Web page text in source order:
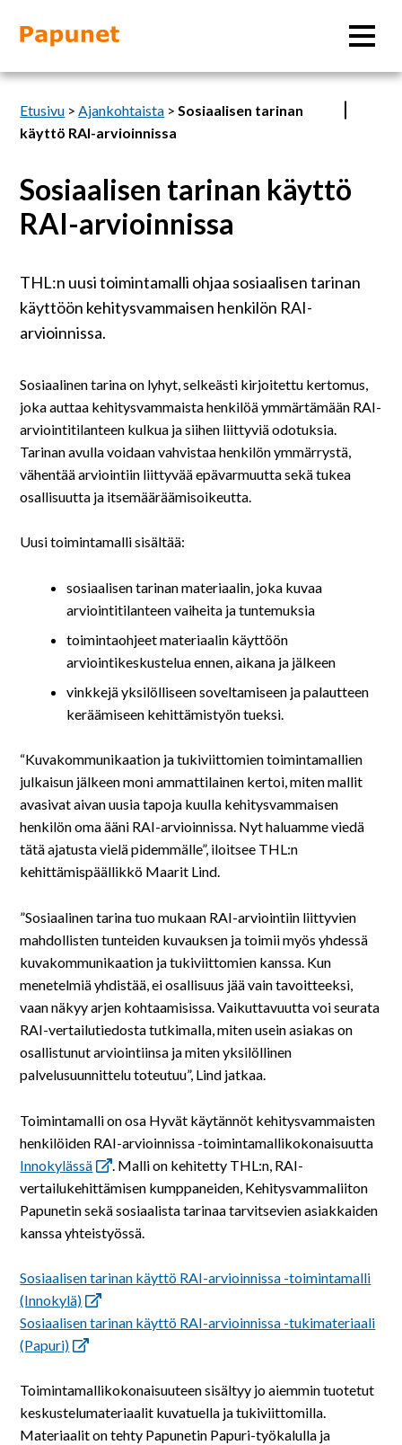
Tietoa
Materiaalit
På svenska
In English
Etusivu >Ajankohtaista >Sosiaalisen tarinan
käyttö RAI-arvioinnissa
Sosiaalisen tarinan käyttö
RAI-arvioinnissa
THL:n uusi toimintamalli ohjaa sosiaalisen tarinan
käyttöön kehitysvammaisen henkilön RAI-
arvioinnissa.
Sosiaalinen tarina on lyhyt, selkeästi kirjoitettu kertomus,
joka auttaa kehitysvammaista henkilöä ymmärtämään RAI-
arviointitilanteen kulkua ja siihen liittyviä odotuksia.
Tarinan avulla voidaan vahvistaa henkilön ymmärrystä,
vähentää arviointiin liittyvää epävarmuutta sekä tukea
osallisuutta ja itsemääräämisoikeutta.
Uusi toimintamalli sisältää:
sosiaalisen tarinan materiaalin, joka kuvaa
arviointitilanteen vaiheita ja tuntemuksia
toimintaohjeet materiaalin käyttöön
arviointikeskustelua ennen, aikana ja jälkeen
vinkkejä yksilölliseen soveltamiseen ja palautteen
keräämiseen kehittämistyön tueksi.
“Kuvakommunikaation ja tukiviittomien toimintamallien
julkaisun jälkeen moni ammattilainen kertoi, miten mallit
avasivat aivan uusia tapoja kuulla kehitysvammaisen
henkilön oma ääni RAI-arvioinnissa. Nyt haluamme viedä
tätä ajatusta vielä pidemmälle”, iloitsee THL:n
kehittämispäällikkö Maarit Lind.
”Sosiaalinen tarina tuo mukaan RAI-arviointiin liittyvien
mahdollisten tunteiden kuvauksen ja toimii myös yhdessä
kuvakommunikaation ja tukiviittomien kanssa. Kun
menetelmiä yhdistää, ei osallisuus jää vain tavoitteeksi,
vaan näkyy arjen kohtaamisissa. Vaikuttavuutta voi seurata
RAI-vertailutiedosta tutkimalla, miten usein asiakas on
osallistunut arviointiinsa ja miten yksilöllinen
palvelusuunnittelu toteutuu”, Lind jatkaa.
Toimintamalli on osa Hyvät käytännöt kehitysvammaisten
henkilöiden RAI-arvioinnissa -toimintamallikokonaisuutta
Innokylässä
. Malli on kehitetty THL:n, RAI-
vertailukehittämisen kumppaneiden, Kehitysvammaliiton
Papunetin sekä sosiaalista tarinaa tarvitsevien asiakkaiden
kanssa yhteistyössä.
Sosiaalisen tarinan käyttö RAI-arvioinnissa -toimintamalli
(Innokylä)
Sosiaalisen tarinan käyttö RAI-arvioinnissa -tukimateriaali
(Papuri)
Toimintamallikokonaisuuteen sisältyy jo aiemmin tuotetut
keskustelumateriaalit kuvatuella ja tukiviittomilla.
Materiaalit on tehty Papunetin Papuri-työkalulla ja